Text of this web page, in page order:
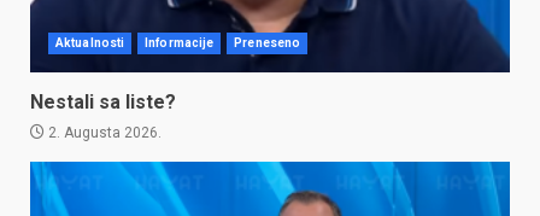
Aktualnosti Informacije Preneseno
Nestali sa liste?
2. Augusta 2026.